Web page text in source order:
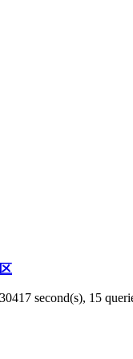
second(s), 15